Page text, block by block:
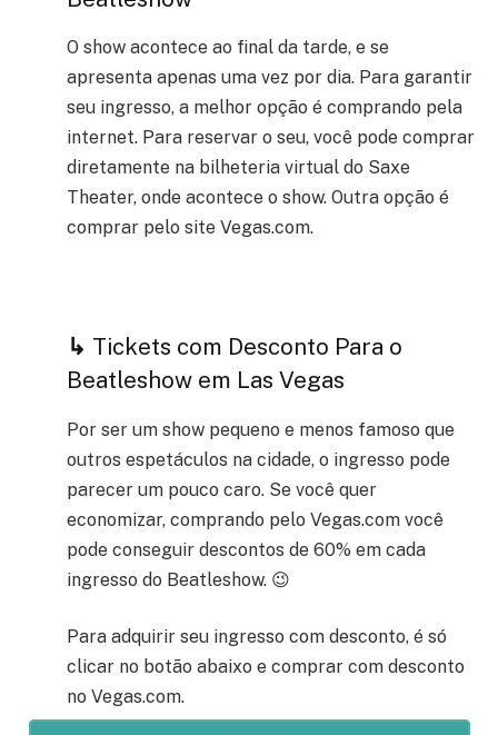
O show acontece ao final da tarde, e se
apresenta apenas uma vez por dia. Para garantir
seu ingresso, a melhor opção é comprando pela
internet. Para reservar o seu, você pode comprar
diretamente na bilheteria virtual do Saxe
Theater, onde acontece o show. Outra opção é
comprar pelo site Vegas.com.
↳ Tickets com Desconto Para o
Beatleshow em Las Vegas
Por ser um show pequeno e menos famoso que
outros espetáculos na cidade, o ingresso pode
parecer um pouco caro. Se você quer
economizar, comprando pelo Vegas.com você
pode conseguir descontos de 60% em cada
ingresso do Beatleshow. 😉
Para adquirir seu ingresso com desconto, é só
clicar no botão abaixo e comprar com desconto
no Vegas.com.